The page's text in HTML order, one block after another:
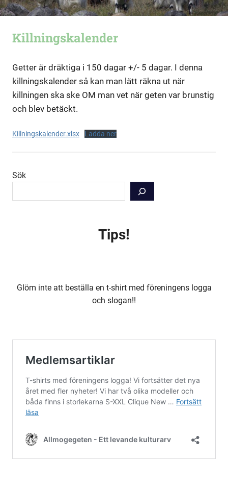
Killningskalender
Getter är dräktiga i 150 dagar +/- 5 dagar. I denna
killningskalender så kan man lätt räkna ut när
killningen ska ske OM man vet när geten var brunstig
och blev betäckt.
Killningskalender.xlsx Ladda ner
Sök
Tips!
Glöm inte att beställa en t-shirt med föreningens logga
och slogan!!